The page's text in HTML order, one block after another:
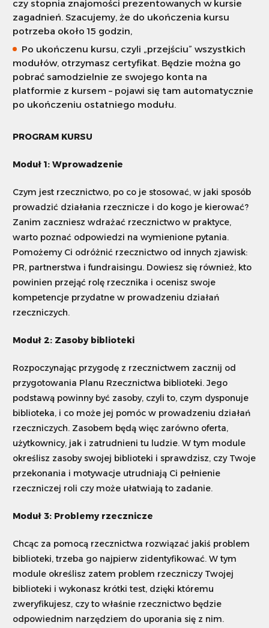
czy stopnia znajomości prezentowanych w kursie
zagadnień. Szacujemy, że do ukończenia kursu
potrzeba około 15 godzin,
Po ukończenu kursu, czyli „przejściu” wszystkich
modułów, otrzymasz certyfikat. Będzie można go
pobrać samodzielnie ze swojego konta na
platformie z kursem – pojawi się tam automatycznie
po ukończeniu ostatniego modułu.
PROGRAM KURSU
Moduł 1: Wprowadzenie
Czym jest rzecznictwo, po co je stosować, w jaki sposób
prowadzić działania rzecznicze i do kogo je kierować?
Zanim zaczniesz wdrażać rzecznictwo w praktyce,
warto poznać odpowiedzi na wymienione pytania.
Pomożemy Ci odróżnić rzecznictwo od innych zjawisk:
PR, partnerstwa i fundraisingu. Dowiesz się również, kto
powinien przejąć rolę rzecznika i ocenisz swoje
kompetencje przydatne w prowadzeniu działań
rzeczniczych.
Moduł 2: Zasoby biblioteki
Rozpoczynając przygodę z rzecznictwem zacznij od
przygotowania Planu Rzecznictwa biblioteki. Jego
podstawą powinny być zasoby, czyli to, czym dysponuje
biblioteka, i co może jej pomóc w prowadzeniu działań
rzeczniczych. Zasobem będą więc zarówno oferta,
użytkownicy, jak i zatrudnieni tu ludzie. W tym module
określisz zasoby swojej biblioteki i sprawdzisz, czy Twoje
przekonania i motywacje utrudniają Ci pełnienie
rzeczniczej roli czy może ułatwiają to zadanie.
Moduł 3: Problemy rzecznicze
Chcąc za pomocą rzecznictwa rozwiązać jakiś problem
biblioteki, trzeba go najpierw zidentyfikować. W tym
module określisz zatem problem rzeczniczy Twojej
biblioteki i wykonasz krótki test, dzięki któremu
zweryfikujesz, czy to właśnie rzecznictwo będzie
odpowiednim narzędziem do uporania się z nim.